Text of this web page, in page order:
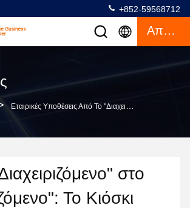
+852-59568712
Απόσπασμα
Εταιρικές Υποθέσεις Από Το "Διαχειριζόμενο" Στο "Διαχειριζόμενο": Το Κιόσκι Αυτοεξυπηρέτησης Που Επαναφέρει Τις Κυβερνητικές Υπηρεσίες
στο
Το Κιόσκι